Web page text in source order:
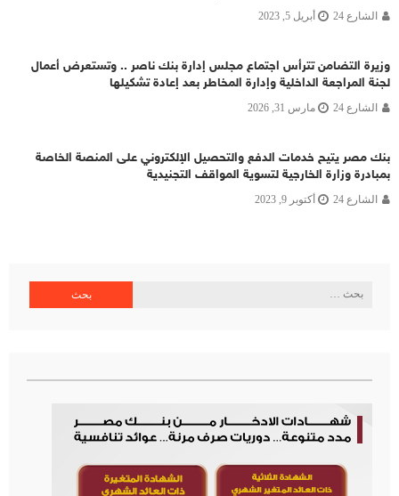
الشارع 24 أبريل 5, 2023
وزيرة التضامن تترأس اجتماع مجلس إدارة بنك ناصر .. وتستعرض أعمال
لجنة المراجعة الداخلية وإدارة المخاطر بعد إعادة تشكيلها
الشارع 24 مارس 31, 2026
بنك مصر يتيح خدمات الدفع والتحصيل الإلكتروني على المنصة الخاصة
بمبادرة وزارة الخارجية لتسوية المواقف التجنيدية
الشارع 24 أكتوبر 9, 2023
البحث